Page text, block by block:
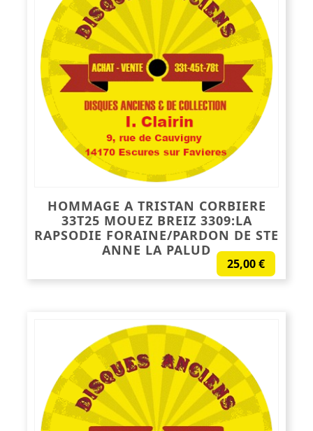
HOMMAGE A TRISTAN CORBIERE
33T25 MOUEZ BREIZ 3309:LA
RAPSODIE FORAINE/PARDON DE STE
ANNE LA PALUD
25,00€